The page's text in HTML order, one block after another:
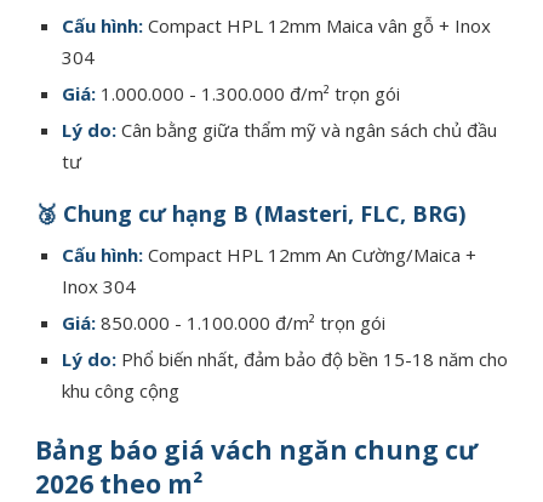
Cấu hình: Compact HPL 12mm Maica vân gỗ + Inox
304
Giá: 1.000.000 - 1.300.000 đ/m² trọn gói
Lý do: Cân bằng giữa thẩm mỹ và ngân sách chủ đầu
tư
🥉 Chung cư hạng B (Masteri, FLC, BRG)
Cấu hình: Compact HPL 12mm An Cường/Maica +
Inox 304
Giá: 850.000 - 1.100.000 đ/m² trọn gói
Lý do: Phổ biến nhất, đảm bảo độ bền 15-18 năm cho
khu công cộng
Bảng báo giá vách ngăn chung cư
2026 theo m²